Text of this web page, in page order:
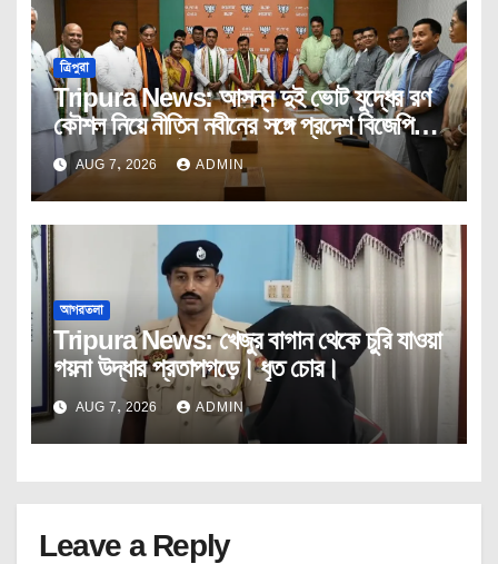
ত্রিপুরা
Tripura News: আসন্ন দুই ভোট যুদ্ধের রণ
কৌশল নিয়ে নীতিন নবীনের সঙ্গে প্রদেশ বিজেপির
কোর কমিটির বৈঠক।
AUG 7, 2026 ADMIN
আগরতলা
Tripura News: খেজুর বাগান থেকে চুরি যাওয়া
গয়না উদ্ধার প্রতাপগড়ে। ধৃত চোর।
AUG 7, 2026 ADMIN
Leave a Reply